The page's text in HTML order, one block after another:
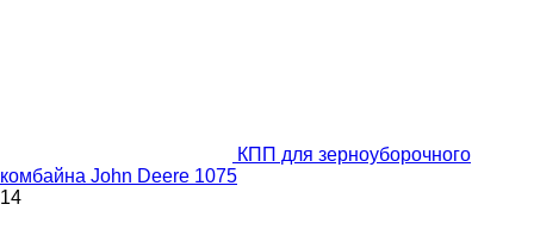
КПП для зерноуборочного
комбайна John Deere 1075
14